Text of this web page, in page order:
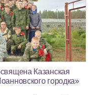
Казанская
городка»